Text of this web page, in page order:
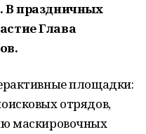
В праздничных
Глава
площадки:
отрядов,
маскировочных